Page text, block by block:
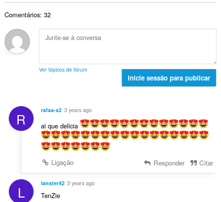
Comentários: 32
Ver tópicos de fórum
Inicie sessão para publicar
R rafaa-s2 3 years ago
ai que delicia
Ligação Responder Citar
L lanster42 3 years ago
TenZie